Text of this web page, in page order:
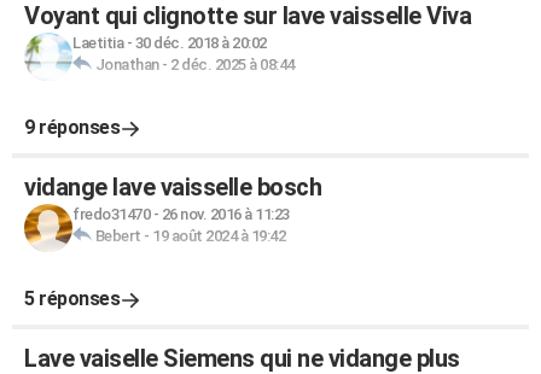
Voyant qui clignotte sur lave vaisselle Viva
Laetitia- 30 déc. 2018 à 20:02
Jonathan- 2 déc. 2025 à 08:44
9 réponses
vidange lave vaisselle bosch
fredo31470- 26 nov. 2016 à 11:23
Bebert - 19 août 2024 à 19:42
5 réponses
Lave vaiselle Siemens qui ne vidange plus